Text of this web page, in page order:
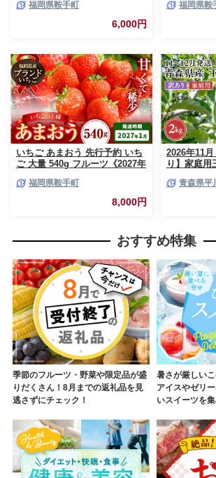
中旬-3月中旬頃出荷》福岡名産
品 果物 くだもの フルーツ いち
ご 苺 イチゴ【配送不可地域:離
福岡県鞍手町
6,000円
だもの 果物
福岡県鞍
いちご あまおう 先行予約 いち
ご 大量 540g フルーツ《2027年
だもの 果物 福岡県 鞍手町【配
福岡県鞍手町
8,000円
2026年11
り】家庭用
りんご リン
青森県平
おすすめ特集
季節のフルーツ・野菜や限定品が盛
りだくさん！8月までの返礼品を見
逃さずにチェック！
暑さが厳しい
アイスやゼリ
いスイーツを集